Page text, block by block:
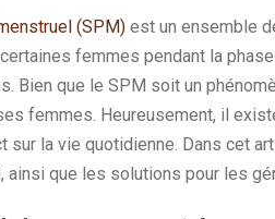
(SPM) est un ensemble
femmes pendant la
Bien que le SPM soit un
femmes. Heureusement, il
sur la vie quotidienne. Dans cet
ainsi que les solutions pour les